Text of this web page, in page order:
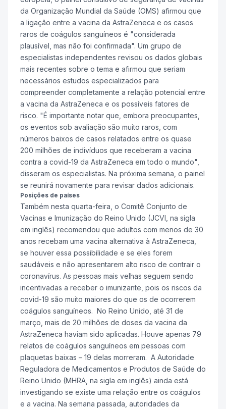
da Organização Mundial da Saúde (OMS) afirmou que
a ligação entre a vacina da AstraZeneca e os casos
raros de coágulos sanguíneos é "considerada
plausível, mas não foi confirmada". Um grupo de
especialistas independentes revisou os dados globais
mais recentes sobre o tema e afirmou que seriam
necessários estudos especializados para
compreender completamente a relação potencial entre
a vacina da AstraZeneca e os possíveis fatores de
risco. "É importante notar que, embora preocupantes,
os eventos sob avaliação são muito raros, com
números baixos de casos relatados entre os quase
200 milhões de indivíduos que receberam a vacina
contra a covid-19 da AstraZeneca em todo o mundo",
disseram os especialistas. Na próxima semana, o painel
se reunirá novamente para revisar dados adicionais.
Posições de países
Também nesta quarta-feira, o Comitê Conjunto de
Vacinas e Imunização do Reino Unido (JCVI, na sigla
em inglês) recomendou que adultos com menos de 30
anos recebam uma vacina alternativa à AstraZeneca,
se houver essa possibilidade e se eles forem
saudáveis e não apresentarem alto risco de contrair o
coronavírus. As pessoas mais velhas seguem sendo
incentivadas a receber o imunizante, pois os riscos da
covid-19 são muito maiores do que os de ocorrerem
coágulos sanguíneos. No Reino Unido, até 31 de
março, mais de 20 milhões de doses da vacina da
AstraZeneca haviam sido aplicadas. Houve apenas 79
relatos de coágulos sanguíneos em pessoas com
plaquetas baixas – 19 delas morreram. A Autoridade
Reguladora de Medicamentos e Produtos de Saúde do
Reino Unido (MHRA, na sigla em inglês) ainda está
investigando se existe uma relação entre os coágulos
e a vacina. Na semana passada, autoridades da